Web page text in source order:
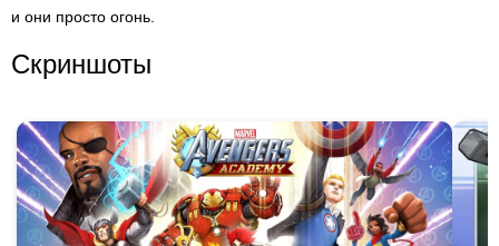
и они просто огонь.
Скриншоты